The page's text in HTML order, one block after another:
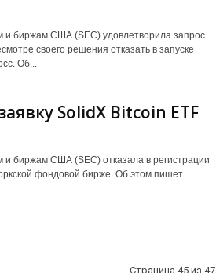
и биржам США (SEC) удовлетворила запрос
своего решения отказать в запуске
Об...
SolidX Bitcoin ETF
и биржам США (SEC) отказала в регистрации
фондовой бирже. Об этом пишет
Страница 45 из 47